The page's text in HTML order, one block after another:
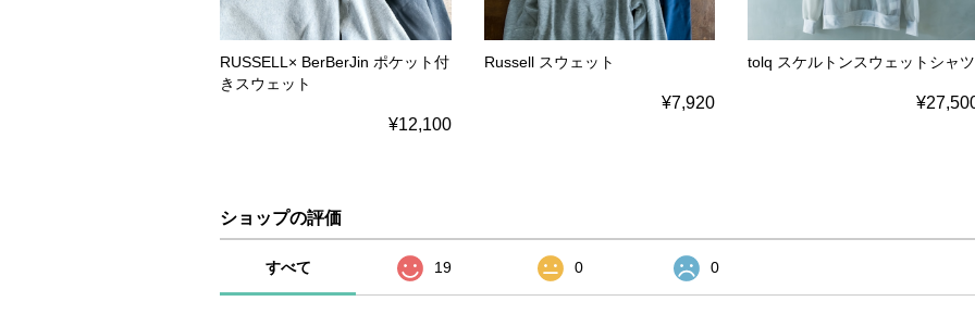
RUSSELL× BerBerJin ポケット付
きスウェット
¥12,100
Russell スウェット
¥7,920
tolq スケルトンスウェットシャツ
ショップの評価
すべて 19 0 0